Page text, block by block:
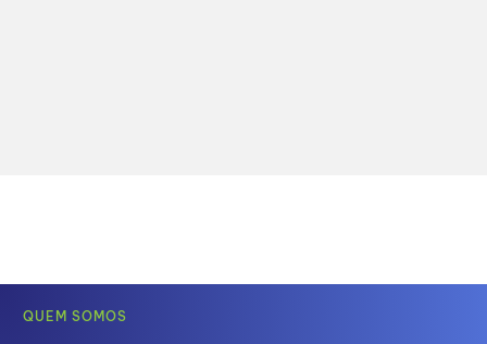
QUEM SOMOS